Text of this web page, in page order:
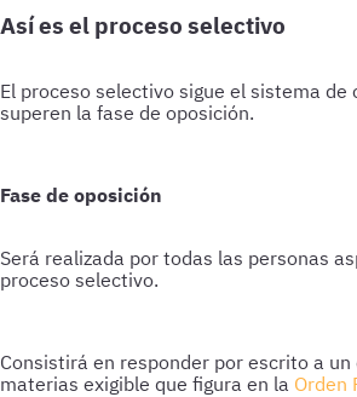
Así es el proceso selectivo
El proceso selectivo sigue el sistema
superen la fase de oposición.
Fase de oposición
Será realizada por todas las personas
proceso selectivo.
Consistirá en responder por escrito a
materias exigible que figura en la Orden